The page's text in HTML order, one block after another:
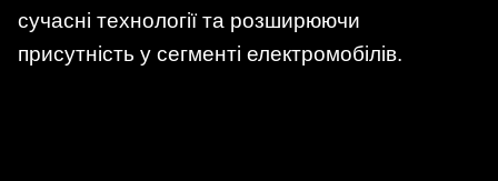
сучасні технології та розширюючи
присутність у сегменті електромобілів.